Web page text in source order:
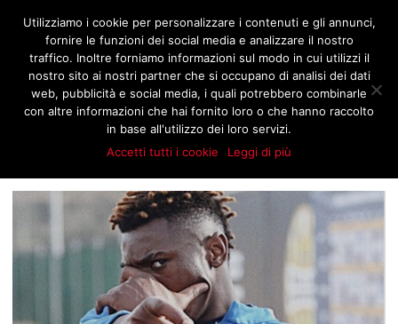
JNOTIZIE.COM
BROWSING TAG
PJACA
Utilizziamo i cookie per personalizzare i contenuti e gli annunci,
fornire le funzioni dei social media e analizzare il nostro
traffico. Inoltre forniamo informazioni sul modo in cui utilizzi il
nostro sito ai nostri partner che si occupano di analisi dei dati
web, pubblicità e social media, i quali potrebbero combinarle
con altre informazioni che hai fornito loro o che hanno raccolto
in base all'utilizzo dei loro servizi.
Accetti tutti i cookie
Leggi di più